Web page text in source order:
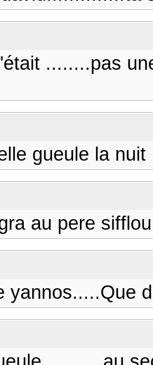
........pas
gueule la nuit
au pere
yannos.....Que